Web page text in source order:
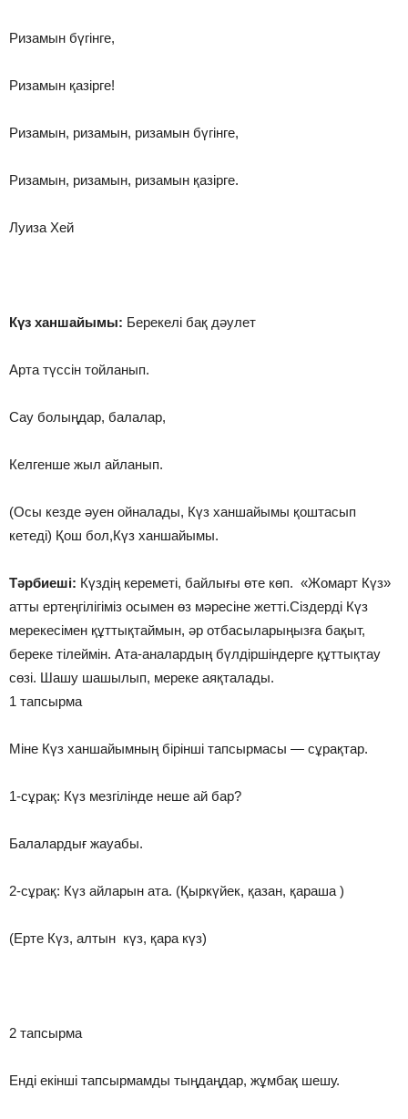
Ризамын бүгінге,
Ризамын қазірге!
Ризамын, ризамын, ризамын бүгінге,
Ризамын, ризамын, ризамын қазірге.
Луиза Хей
Күз ханшайымы: Берекелі бақ дәулет
Арта түссін тойланып.
Сау болыңдар, балалар,
Келгенше жыл айланып.
(Осы кезде әуен ойналады, Күз ханшайымы қоштасып
кетеді) Қош бол,Күз ханшайымы.
Тәрбиеші: Күздің кереметі, байлығы өте көп. «Жомарт Күз»
атты ертеңгілігіміз осымен өз мәресіне жетті.Сіздерді Күз
мерекесімен құттықтаймын, әр отбасыларыңызға бақыт,
береке тілеймін. Ата-аналардың бүлдіршіндерге құттықтау
сөзі. Шашу шашылып, мереке аяқталады.
1 тапсырма
Міне Күз ханшайымның бірінші тапсырмасы — сұрақтар.
1-сұрақ: Күз мезгілінде неше ай бар?
Балалардығ жауабы.
2-сұрақ: Күз айларын ата. (Қыркүйек, қазан, қараша )
(Ерте Күз, алтын күз, қара күз)
2 тапсырма
Енді екінші тапсырмамды тыңдаңдар, жұмбақ шешу.